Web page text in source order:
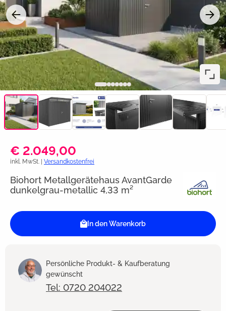
€ 2.049,00
inkl. MwSt. | Versandkostenfrei
Biohort Metallgerätehaus AvantGarde
dunkelgrau-metallic 4,33 m²
In den Warenkorb
Persönliche Produkt- & Kaufberatung
gewünscht
Tel: 0720 204022